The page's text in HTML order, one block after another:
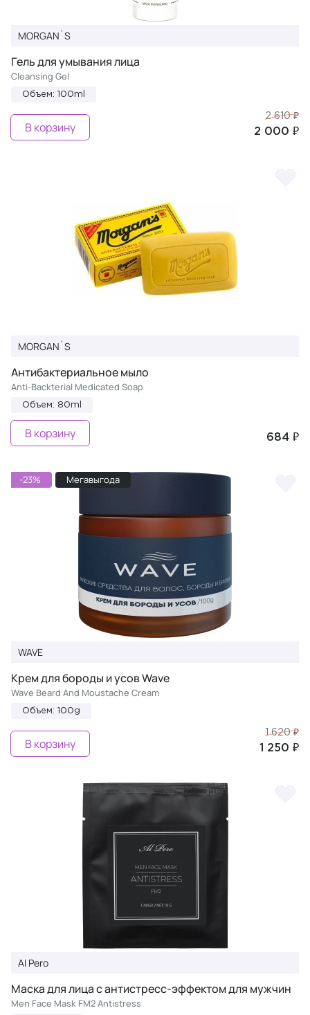
MORGAN`S
Гель для умывания лица
Cleansing Gel
Объем: 100ml
2 610 ₽
2 000 ₽
В корзину
MORGAN`S
Антибактериальное мыло
Anti-Backterial Medicated Soap
Объем: 80ml
684 ₽
В корзину
-23% Мегавыгода
WAVE
Крем для бороды и усов Wave
Wave Beard And Moustache Cream
Объем: 100g
1 620 ₽
1 250 ₽
В корзину
Al Pero
Маска для лица с антистресс-эффектом для мужчин
Men Face Mask FM2 Antistress